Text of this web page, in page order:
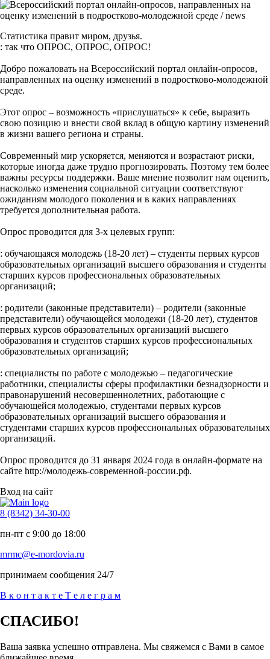
Статистика правит миром, друзья.
: так что ОПРОС, ОПРОС, ОПРОС!
Добро пожаловать на Всероссийский портал онлайн-опросов,
направленных на оценку изменений в подростково-молодежной
среде.
Этот опрос – возможность «прислушаться» к себе, выразить
свою позицию и внести свой вклад в общую картину изменений
в жизни вашего региона и страны.
Современный мир ускоряется, меняются и возрастают риски,
которые иногда даже трудно прогнозировать. Поэтому тем более
важны ресурсы поддержки. Ваше мнение позволит нам оценить,
насколько изменения социальной ситуации соответствуют
ожиданиям молодого поколения и в каких направлениях
требуется дополнительная работа.
Опрос проводится для 3-х целевых групп:
: обучающаяся молодежь (18-20 лет) – студенты первых курсов
образовательных организаций высшего образования и студенты
старших курсов профессиональных образовательных
организаций;
: родители (законные представители) – родители (законные
представители) обучающейся молодежи (18-20 лет), студентов
первых курсов образовательных организаций высшего
образования и студентов старших курсов профессиональных
образовательных организаций;
: специалисты по работе с молодежью – педагогические
работники, специалисты сферы профилактики безнадзорности и
правонарушений несовершеннолетних, работающие с
обучающейся молодежью, студентами первых курсов
образовательных организаций высшего образования и
студентами старших курсов профессиональных образовательных
организаций.
Опрос проводится до 31 января 2024 года в онлайн-формате на
сайте http://молодежь-современной-россии.рф.
Вход на сайт
8 (8342) 34-30-00
пн-пт с 9:00 до 18:00
mrmc@e-mordovia.ru
принимаем сообщения 24/7
В к о н т а к т е Т е л е г р а м
СПАСИБО!
Ваша заявка успешно отправлена. Мы свяжемся с Вами в самое